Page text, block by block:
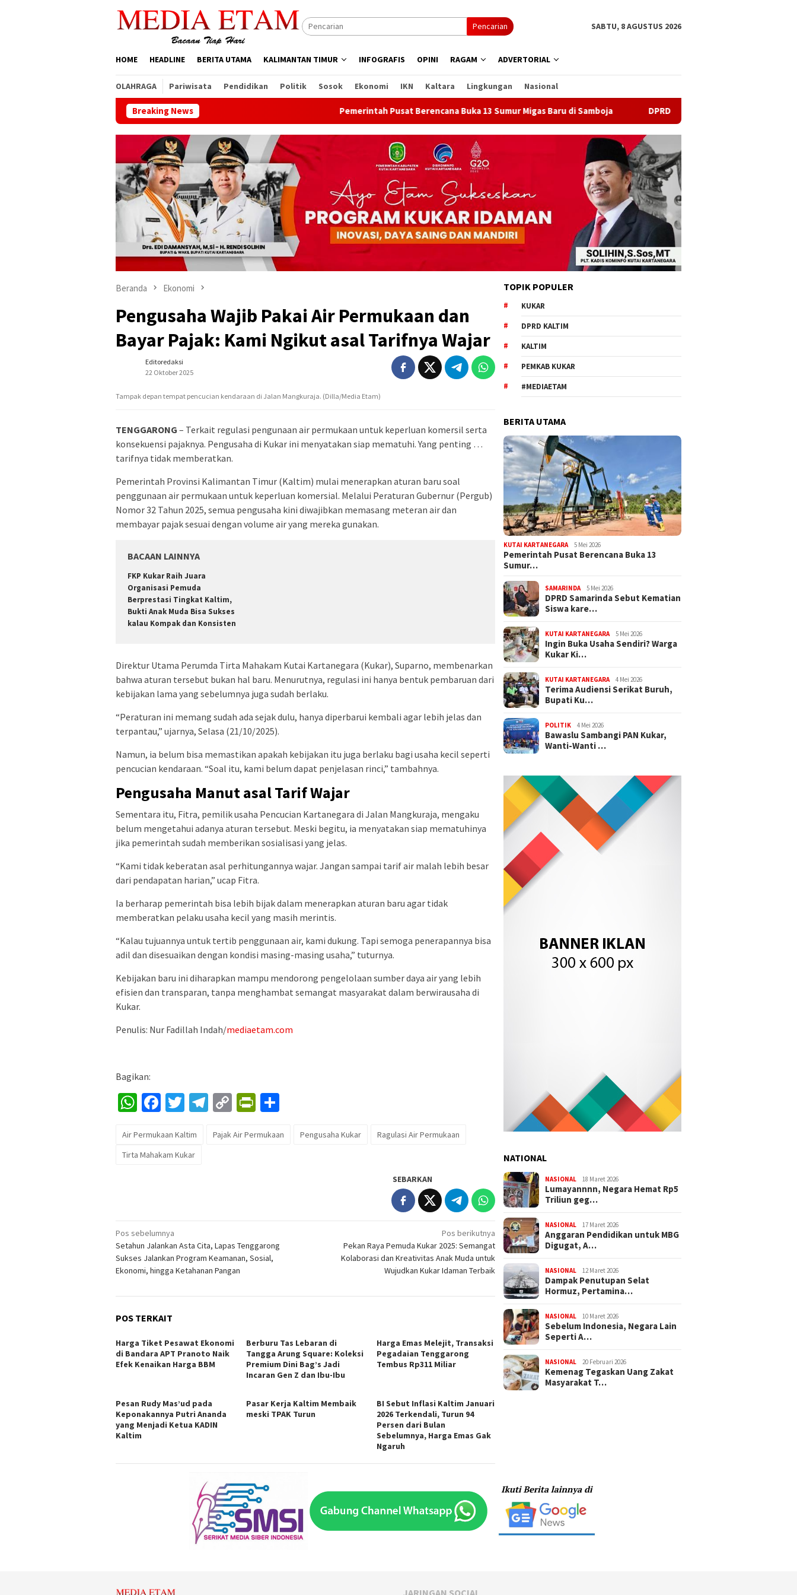
Pencarian SABTU, 8 AGUSTUS 2026
HOME HEADLINE BERITA UTAMA KALIMANTAN TIMUR INFOGRAFIS OPINI RAGAM ADVERTORIAL
OLAHRAGA Pariwisata Pendidikan Politik Sosok Ekonomi IKN Kaltara Lingkungan Nasional
Breaking News Pemerintah Pusat Berencana Buka 13 Sumur Migas Baru di Samboja DPRD Samarinda Sebut Kematian Siswa karena
Beranda Ekonomi
Pengusaha Wajib Pakai Air Permukaan dan
Bayar Pajak: Kami Ngikut asal Tarifnya Wajar
Editoredaksi
22 Oktober 2025
Tampak depan tempat pencucian kendaraan di Jalan Mangkuraja. (Dilla/Media Etam)
TENGGARONG – Terkait regulasi pengunaan air permukaan untuk keperluan komersil serta
konsekuensi pajaknya. Pengusaha di Kukar ini menyatakan siap mematuhi. Yang penting …
tarifnya tidak memberatkan.
Pemerintah Provinsi Kalimantan Timur (Kaltim) mulai menerapkan aturan baru soal
penggunaan air permukaan untuk keperluan komersial. Melalui Peraturan Gubernur (Pergub)
Nomor 32 Tahun 2025, semua pengusaha kini diwajibkan memasang meteran air dan
membayar pajak sesuai dengan volume air yang mereka gunakan.
BACAAN LAINNYA
FKP Kukar Raih Juara
Organisasi Pemuda
Berprestasi Tingkat Kaltim,
Bukti Anak Muda Bisa Sukses
kalau Kompak dan Konsisten
Direktur Utama Perumda Tirta Mahakam Kutai Kartanegara (Kukar), Suparno, membenarkan
bahwa aturan tersebut bukan hal baru. Menurutnya, regulasi ini hanya bentuk pembaruan dari
kebijakan lama yang sebelumnya juga sudah berlaku.
“Peraturan ini memang sudah ada sejak dulu, hanya diperbarui kembali agar lebih jelas dan
terpantau,” ujarnya, Selasa (21/10/2025).
Namun, ia belum bisa memastikan apakah kebijakan itu juga berlaku bagi usaha kecil seperti
pencucian kendaraan. “Soal itu, kami belum dapat penjelasan rinci,” tambahnya.
Pengusaha Manut asal Tarif Wajar
Sementara itu, Fitra, pemilik usaha Pencucian Kartanegara di Jalan Mangkuraja, mengaku
belum mengetahui adanya aturan tersebut. Meski begitu, ia menyatakan siap mematuhinya
jika pemerintah sudah memberikan sosialisasi yang jelas.
“Kami tidak keberatan asal perhitungannya wajar. Jangan sampai tarif air malah lebih besar
dari pendapatan harian,” ucap Fitra.
Ia berharap pemerintah bisa lebih bijak dalam menerapkan aturan baru agar tidak
memberatkan pelaku usaha kecil yang masih merintis.
“Kalau tujuannya untuk tertib penggunaan air, kami dukung. Tapi semoga penerapannya bisa
adil dan disesuaikan dengan kondisi masing-masing usaha,” tuturnya.
Kebijakan baru ini diharapkan mampu mendorong pengelolaan sumber daya air yang lebih
efisien dan transparan, tanpa menghambat semangat masyarakat dalam berwirausaha di
Kukar.
Penulis: Nur Fadillah Indah/mediaetam.com
Bagikan:
WhatsApp
Facebook
Twitter
Telegram
CopyPrintFriendly
Air Permukaan Kaltim Pajak Air Permukaan Pengusaha Kukar
Ragulasi Air Permukaan
Tirta Mahakam Kukar
SEBARKAN
Navigasi
pos
Pos sebelumnya
Setahun Jalankan Asta Cita, Lapas Tenggarong
Sukses Jalankan Program Keamanan, Sosial,
Ekonomi, hingga Ketahanan Pangan
Pos berikutnya
Pekan Raya Pemuda Kukar 2025: Semangat
Kolaborasi dan Kreativitas Anak Muda untuk
Wujudkan Kukar Idaman Terbaik
POS TERKAIT
Harga Tiket Pesawat Ekonomi
di Bandara APT Pranoto Naik
Efek Kenaikan Harga BBM
Berburu Tas Lebaran di
Tangga Arung Square: Koleksi
Premium Dini Bag’s Jadi
Incaran Gen Z dan Ibu-Ibu
Harga Emas Melejit, Transaksi
Pegadaian Tenggarong
Tembus Rp311 Miliar
Pesan Rudy Mas’ud pada
Keponakannya Putri Ananda
yang Menjadi Ketua KADIN
Kaltim
Pasar Kerja Kaltim Membaik
meski TPAK Turun
BI Sebut Inflasi Kaltim Januari
2026 Terkendali, Turun 94
Persen dari Bulan
Sebelumnya, Harga Emas Gak
Ngaruh
TOPIK POPULER
KUKAR
DPRD KALTIM
KALTIM
PEMKAB KUKAR
#MEDIAETAM
BERITA UTAMA
KUTAI KARTANEGARA 5 Mei 2026
Pemerintah Pusat Berencana Buka 13
Sumur…
SAMARINDA 5 Mei 2026
DPRD Samarinda Sebut Kematian
Siswa kare…
KUTAI KARTANEGARA 5 Mei 2026
Ingin Buka Usaha Sendiri? Warga
Kukar Ki…
KUTAI KARTANEGARA 4 Mei 2026
Terima Audiensi Serikat Buruh,
Bupati Ku…
POLITIK 4 Mei 2026
Bawaslu Sambangi PAN Kukar,
Wanti-Wanti …
NATIONAL
NASIONAL 18 Maret 2026
Lumayannnn, Negara Hemat Rp5
Triliun geg…
NASIONAL 17 Maret 2026
Anggaran Pendidikan untuk MBG
Digugat, A…
NASIONAL 12 Maret 2026
Dampak Penutupan Selat
Hormuz, Pertamina…
NASIONAL 10 Maret 2026
Sebelum Indonesia, Negara Lain
Seperti A…
NASIONAL 20 Februari 2026
Kemenag Tegaskan Uang Zakat
Masyarakat T…